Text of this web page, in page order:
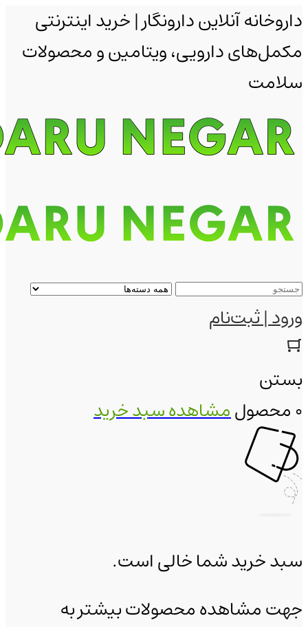
داروخانه آنلاین دارونگار | خرید اینترنتی
مکمل‌های دارویی، ویتامین و محصولات
سلامت
ورود | ثبت‌نام
بستن
0 محصول
مشاهده سبد خرید
سبد خرید شما خالی است.
جهت مشاهده محصولات بیشتر به